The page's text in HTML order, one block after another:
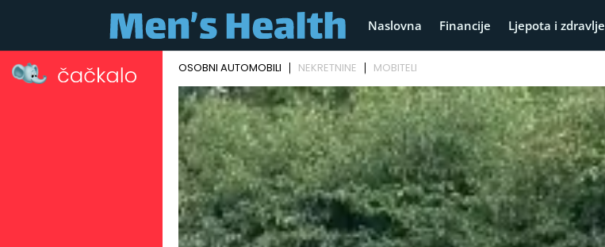
Naslovna Financije Ljepota i zdravlje